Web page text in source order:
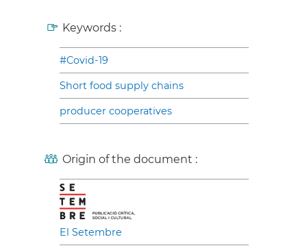
Keywords :
#Covid-19
Short food supply chains
producer cooperatives
Origin of the document :
El Setembre